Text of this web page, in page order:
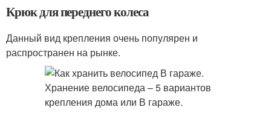
Крюк для переднего колеса
Данный вид крепления очень популярен и
распространен на рынке.